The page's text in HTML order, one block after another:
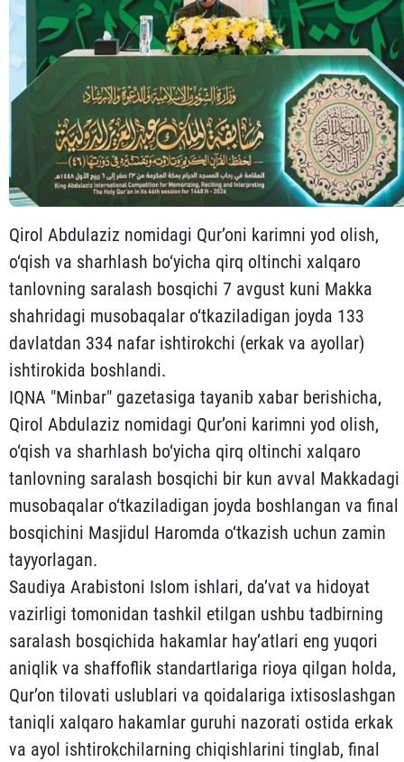
Qirol Abdulaziz nomidagi Qur’oni karimni yod olish,
o‘qish va sharhlash bo‘yicha qirq oltinchi xalqaro
tanlovning saralash bosqichi 7 avgust kuni Makka
shahridagi musobaqalar o‘tkaziladigan joyda 133
davlatdan 334 nafar ishtirokchi (erkak va ayollar)
ishtirokida boshlandi.
IQNA "Minbar" gazetasiga tayanib xabar berishicha,
Qirol Abdulaziz nomidagi Qur’oni karimni yod olish,
o‘qish va sharhlash bo‘yicha qirq oltinchi xalqaro
tanlovning saralash bosqichi bir kun avval Makkadagi
musobaqalar o‘tkaziladigan joyda boshlangan va final
bosqichini Masjidul Haromda o‘tkazish uchun zamin
tayyorlagan.
Saudiya Arabistoni Islom ishlari, da’vat va hidoyat
vazirligi tomonidan tashkil etilgan ushbu tadbirning
saralash bosqichida hakamlar hay’atlari eng yuqori
aniqlik va shaffoflik standartlariga rioya qilgan holda,
Qur’on tilovati uslublari va qoidalariga ixtisoslashgan
taniqli xalqaro hakamlar guruhi nazorati ostida erkak
va ayol ishtirokchilarning chiqishlarini tinglab, final